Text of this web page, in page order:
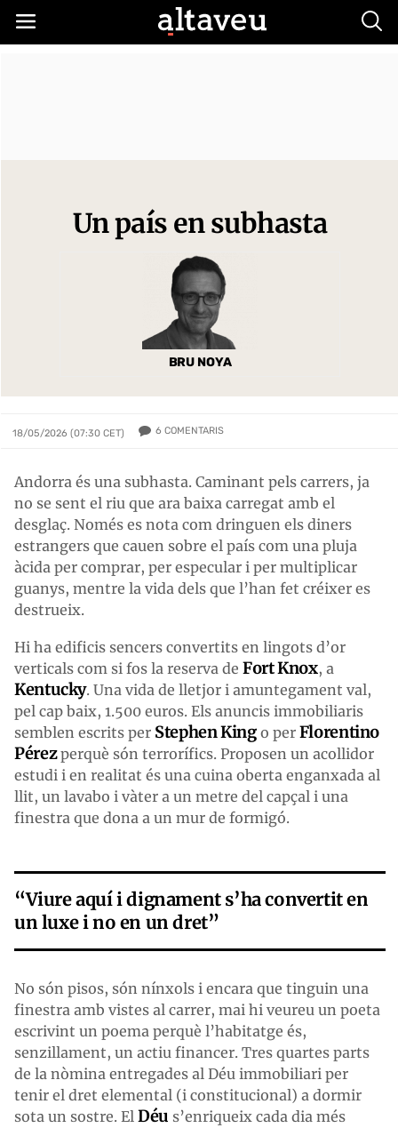
Un país en subhasta
BRU NOYA
18/05/2026 (07:30 CET) 6 COMENTARIS
Andorra és una subhasta. Caminant pels carrers, ja
no se sent el riu que ara baixa carregat amb el
desglaç. Només es nota com dringuen els diners
estrangers que cauen sobre el país com una pluja
àcida per comprar, per especular i per multiplicar
guanys, mentre la vida dels que l’han fet créixer es
destrueix.
Hi ha edificis sencers convertits en lingots d’or
verticals com si fos la reserva de Fort Knox, a
Kentucky. Una vida de lletjor i amuntegament val,
pel cap baix, 1.500 euros. Els anuncis immobiliaris
semblen escrits per Stephen Kingo per Florentino
Pérezperquè són terrorífics. Proposen un acollidor
estudi i en realitat és una cuina oberta enganxada al
llit, un lavabo i vàter a un metre del capçal i una
finestra que dona a un mur de formigó.
“Viure aquí i dignament s’ha convertit en
un luxe i no en un dret”
No són pisos, són nínxols i encara que tinguin una
finestra amb vistes al carrer, mai hi veureu un poeta
escrivint un poema perquè l’habitatge és,
senzillament, un actiu financer. Tres quartes parts
de la nòmina entregades al Déu immobiliari per
tenir el dret elemental (i constitucional) a dormir
sota un sostre. El Déu s’enriqueix cada dia més